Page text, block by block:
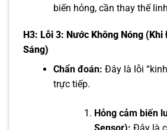
biến hỏng, cần thay thế
H3: Lỗi 3: Nước Không Nóng
Sáng)
Chẩn đoán: Đây là lỗi
trực tiếp.
Hỏng cảm biến